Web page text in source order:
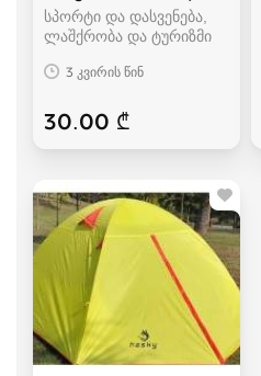
სპორტი და დასვენება,
ლაშქრობა და ტურიზმი
3 კვირის წინ
30.00 ₾